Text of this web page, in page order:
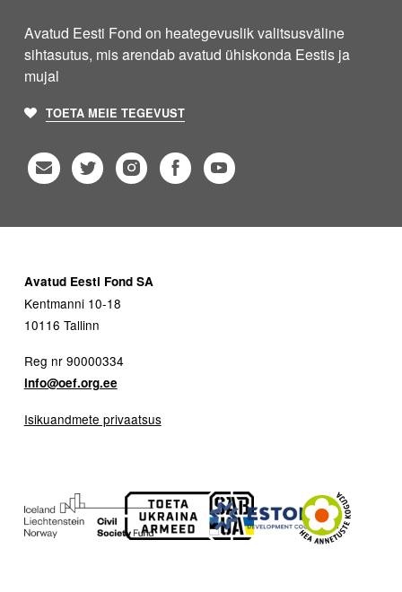
Avatud Eesti Fond on heategevuslik valitsusväline
sihtasutus, mis arendab avatud ühiskonda Eestis ja
mujal
TOETA MEIE TEGEVUST
Avatud Eesti Fond SA
Kentmanni 10-18
10116 Tallinn
Reg nr 90000334
info@oef.org.ee
Isikuandmete privaatsus